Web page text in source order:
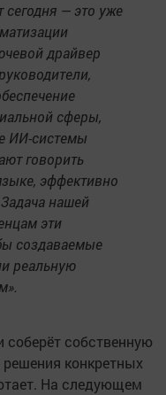
сегодня — это уже
драйвер
сферы,
ИИ-системы
говорить
эффективно
нашей
эти
создаваемые
реальную
соберёт собственную
конкретных
На следующем